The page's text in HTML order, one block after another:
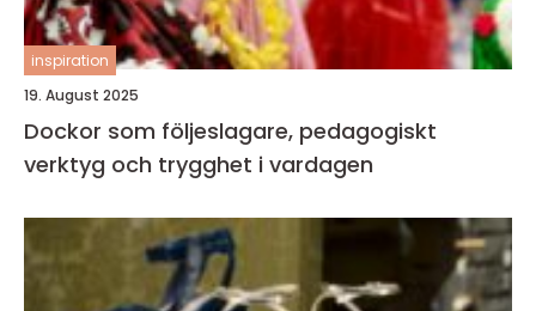
inspiration
19. August 2025
Dockor som följeslagare, pedagogiskt
verktyg och trygghet i vardagen